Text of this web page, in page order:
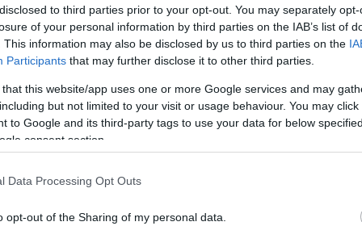
to third parties prior to your opt-out. You may separately
of your personal information by third parties on the IAB’s list of
This information may also be disclosed by us to third parties on the
Participants that may further disclose it to other third parties.
that this website/app uses one or more Google services and may
but not limited to your visit or usage behaviour. You may
to Google and its third-party tags to use your data for below
consent section.
Data Processing Opt Outs
opt-out of the Sharing of my personal data.